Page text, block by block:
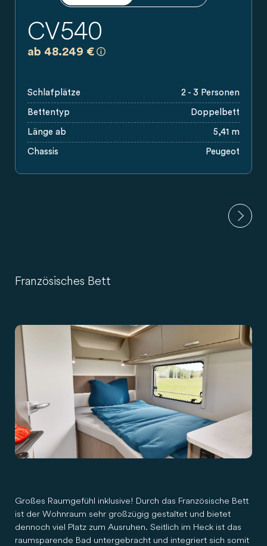
CV540
ab 48.249 €
Schlafplätze 2 - 3 Personen
Bettentyp Doppelbett
Länge ab 5,41 m
Chassis Peugeot
Französisches Bett
Großes Raumgefühl inklusive! Durch das Französische Bett
ist der Wohnraum sehr großzügig gestaltet und bietet
dennoch viel Platz zum Ausruhen. Seitlich im Heck ist das
raumsparende Bad untergebracht und integriert sich somit